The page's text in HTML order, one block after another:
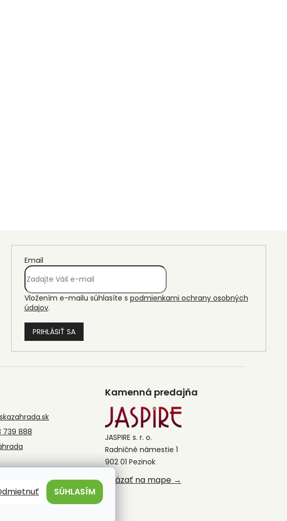
SÚHLASÍM
Email
Vložením e-mailu súhlasíte s podmienkami ochrany osobných
údajov.
PRIHLÁSIŤ SA
739 888
Kamenná predajňa
JASPIRE s. r. o.
Radničné námestie 1
902 01 Pezinok
Ukázať na mape →